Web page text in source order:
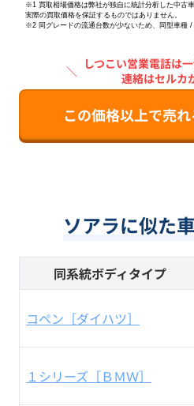
※1 買取相場価格は弊社が独自に統計分析した中古
実際の買取価格を保証するものではありません。
※2 同グレードの流通台数が少ないため、同型車種
＼ しつこい営業電話は
連絡はセルカ
この価格以上で売
ソアラに似た
同系統ボディタイプ
コペン［ダイハツ］
１シリーズ［ＢＭＷ］